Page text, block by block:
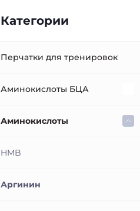
Категории
Перчатки для тренировок
Аминокислоты БЦА
BCAA в порошке
BCAA жидкие
БЦА в таблетках/капсулах
Аминокислоты
HMB
Аргинин